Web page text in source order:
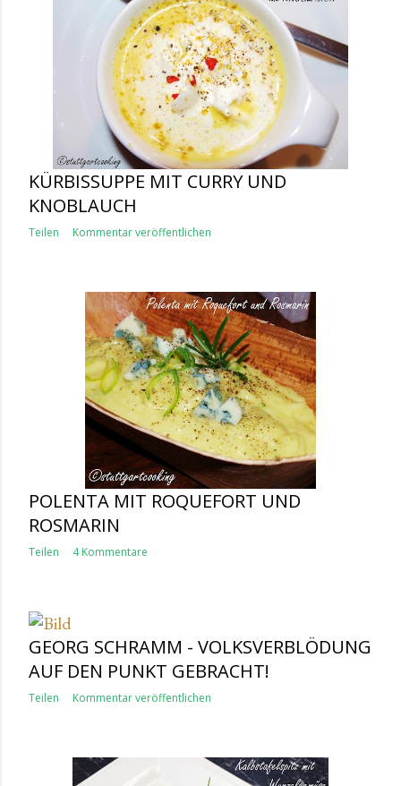
KÜRBISSUPPE MIT CURRY UND
KNOBLAUCH
Teilen Kommentar veröffentlichen
POLENTA MIT ROQUEFORT UND
ROSMARIN
Teilen 4 Kommentare
GEORG SCHRAMM - VOLKSVERBLÖDUNG
AUF DEN PUNKT GEBRACHT!
Teilen Kommentar veröffentlichen